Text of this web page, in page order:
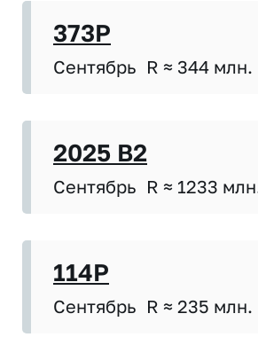
373P
Сентябрь R ≈ 344 млн.
2025 B2
Сентябрь R ≈ 1233
114P
Сентябрь R ≈ 235 млн.